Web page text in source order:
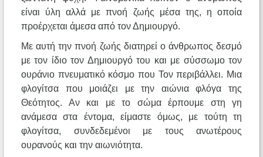
είναι ύλη αλλά με πνοή ζωής μέσα της, η οποία
προέρχεται άμεσα από τον Δημιουργό.
Με αυτή την πνοή ζωής διατηρεί ο άνθρωπος δεσμό
με τον ίδιο τον Δημιουργό του και με σύσσωμο τον
ουράνιο πνευματικό κόσμο που Τον περιβάλλει. Μια
φλογίτσα που μοιάζει με την αιώνια φλόγα της
Θεότητος. Αν και με το σώμα έρπουμε στη γη
ανάμεσα στα έντομα, είμαστε όμως, με τούτη τη
φλογίτσα, συνδεδεμένοι με τους ανωτέρους
ουρανούς και την αιωνιότητα.